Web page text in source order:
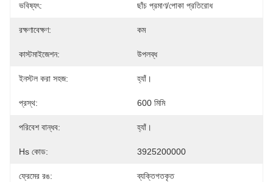
ভবিষ্যৎ: ছাঁচ প্রমাণ/পোকা প্রতিরোধ
রক্ষণাবেক্ষণ: কম
কাস্টমাইজেশন: উপলব্ধ
ইনস্টল করা সহজ: হ্যাঁ।
প্রস্থ: 600 মিমি
পরিবেশ বান্ধব: হ্যাঁ।
Hs কোড: 3925200000
ফ্রেমের রঙ: ব্যক্তিগতকৃত